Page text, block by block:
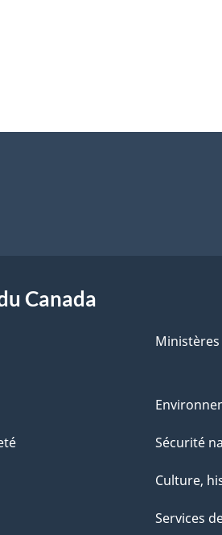
Canada
Sécurité
Culture,
Services